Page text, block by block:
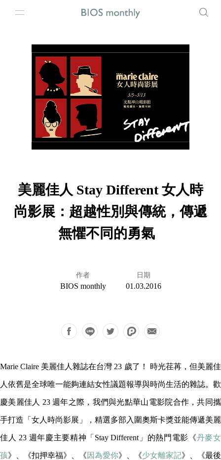
美麗佳人 Stay Different 女人時
尚影展：超越性別與傳統，傳遞
無懼不同的勇氣
作者
BIOS monthly
日期
01.03.2016
Marie Claire 美麗佳人雜誌在台灣 23 歲了！ 時光荏苒，但美麗佳
人依舊是全球唯一能夠連結女性議題報導與時尚生活的雜誌。歡
慶美麗佳人 23 週年之際，我們與光點華山電影院合作，共同攜
手打造「女人時尚影展」，精選多部入圍奧斯卡獎並能傳遞美麗
佳人 23 週年慶主要精神「Stay Different」的熱門電影《丹麥女
孩》、《扣押幸福》、《因為愛你》、《少女離家記》、《最後